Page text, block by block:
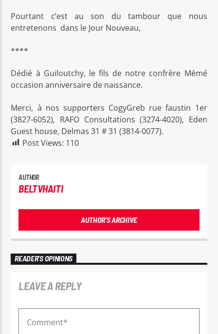
Pourtant c’est au son du tambour que nous
entretenons dans le Jour Nouveau,
****
Dédié à Guiloutchy, le fils de notre confrère Mémé
occasion anniversaire de naissance.
Merci, à nos supporters CogyGreb rue faustin 1er
(3827-6052), RAFO Consultations (3274-4020), Eden
Guest house, Delmas 31 # 31 (3814-0077).
Post Views: 110
AUTHOR
BELTVHAITI
AUTHOR'S ARCHIVE
READER'S OPINIONS
LEAVE A REPLY